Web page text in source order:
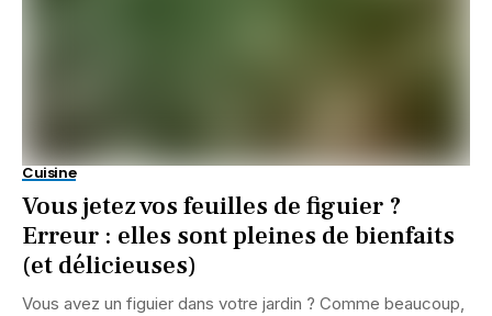
Cuisine
Vous jetez vos feuilles de figuier ?
Erreur : elles sont pleines de bienfaits
(et délicieuses)
Vous avez un figuier dans votre jardin ? Comme beaucoup,